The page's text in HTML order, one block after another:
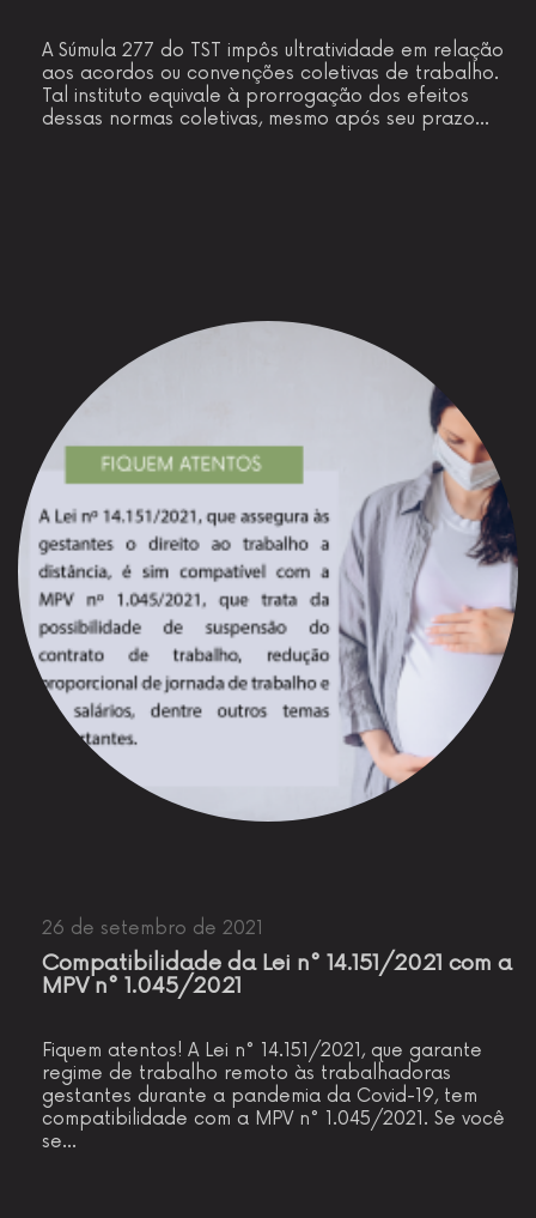
A Súmula 277 do TST impôs ultratividade em relação
aos acordos ou convenções coletivas de trabalho.
Tal instituto equivale à prorrogação dos efeitos
dessas normas coletivas, mesmo após seu prazo…
26 de setembro de 2021
Compatibilidade da Lei n° 14.151/2021 com a
MPV n° 1.045/2021
Fiquem atentos! A Lei n° 14.151/2021, que garante
regime de trabalho remoto às trabalhadoras
gestantes durante a pandemia da Covid-19, tem
compatibilidade com a MPV n° 1.045/2021. Se você
se…